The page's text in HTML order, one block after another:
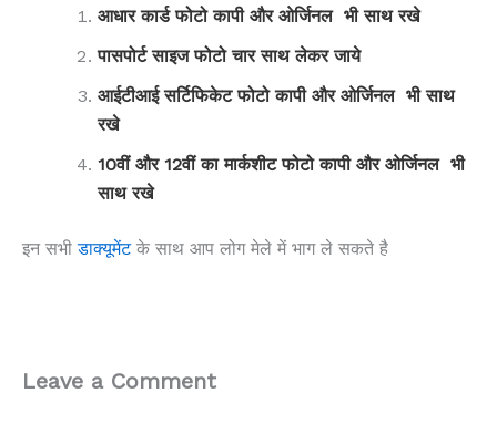
आधार कार्ड फोटो कापी और ओर्जिनल भी साथ रखे
पासपोर्ट साइज फोटो चार साथ लेकर जाये
आईटीआई सर्टिफिकेट फोटो कापी और ओर्जिनल भी साथ
रखे
10वीं और 12वीं का मार्कशीट फोटो कापी और ओर्जिनल भी
साथ रखे
इन सभीडाक्यूमेंटके साथ आप लोग मेले में भाग ले सकते है
Leave a Comment